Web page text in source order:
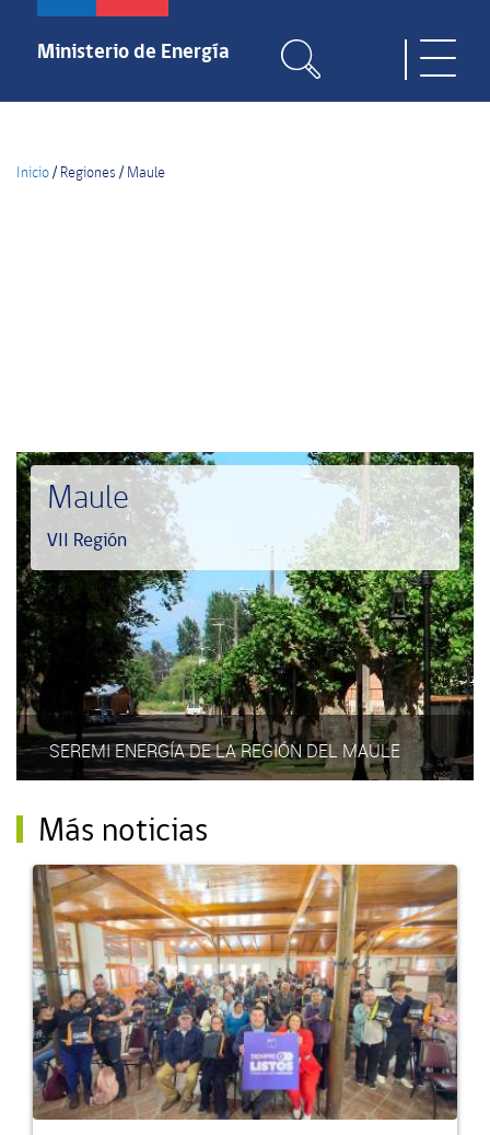
Pasar
contenido
Ministerio de Energía
Inicio/ Regiones / Maule
Maule
VII Región
SEREMI ENERGÍA DE LA REGIÓN DEL MAULE
Más noticias